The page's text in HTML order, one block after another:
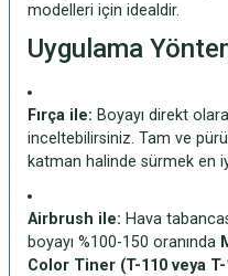
modelleri için idealdir.
Uygulama
Fırça ile: Boyayı direkt
inceltebilirsiniz. Tam ve
katman halinde sürmek en
Airbrush ile: Hava
boyayı %100-150 oranında
Color Tiner (T-110 veya T-